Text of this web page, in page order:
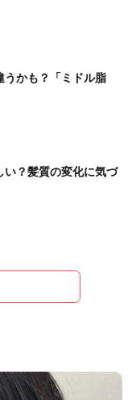
うかも？「ミドル脂
い？髪質の変化に気づ